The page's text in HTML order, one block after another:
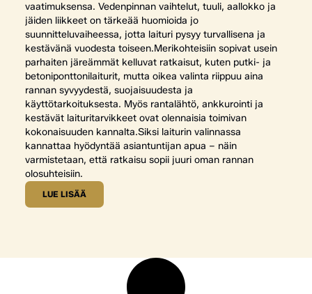
vaatimuksensa. Vedenpinnan vaihtelut, tuuli, aallokko ja
jäiden liikkeet on tärkeää huomioida jo
suunnitteluvaiheessa, jotta laituri pysyy turvallisena ja
kestävänä vuodesta toiseen.Merikohteisiin sopivat usein
parhaiten järeämmät kelluvat ratkaisut, kuten putki- ja
betoniponttonilaiturit, mutta oikea valinta riippuu aina
rannan syvyydestä, suojaisuudesta ja
käyttötarkoituksesta. Myös rantalähtö, ankkurointi ja
kestävät laituritarvikkeet ovat olennaisia toimivan
kokonaisuuden kannalta.Siksi laiturin valinnassa
kannattaa hyödyntää asiantuntijan apua – näin
varmistetaan, että ratkaisu sopii juuri oman rannan
olosuhteisiin.
LUE LISÄÄ